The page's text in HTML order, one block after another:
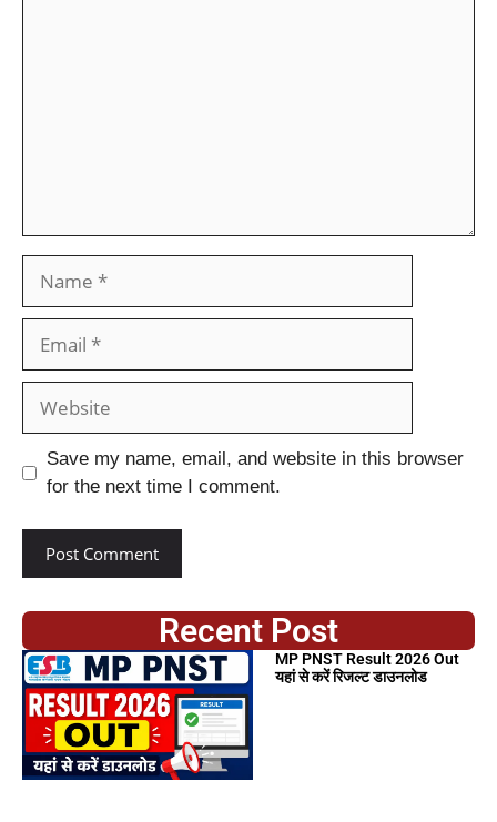
Save my name, email, and website in this browser
for the next time I comment.
Recent Post
MP PNST Result 2026 Out
यहां से करें रिजल्ट डाउनलोड